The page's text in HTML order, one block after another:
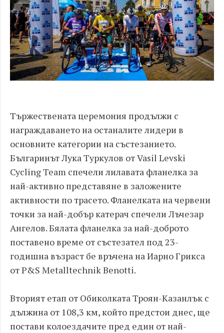
Тържествената церемония продължи с
награждаването на останалите лидери в
основните категории на състезанието.
Българинът Лука Туркулов от Vasil Levski
Cycling Team спечели лилавата фланелка за
най-активно представяне в заложените
активности по трасето. Фланелката на червени
точки за най-добър катерач спечели Лъчезар
Ангелов. Бялата фланелка за най-доброто
поставено време от състезател под 23-
годишна възраст бе връчена на Иарно Грикса
от P&S Metalltechnik Benotti.
Вторият етап от Обиколката Троян-Казанлък с
дължина от 108,3 км, който предстои днес, ще
постави колоездачите пред един от най-